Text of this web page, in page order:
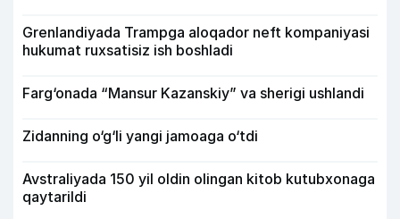
Grenlandiyada Trampga aloqador neft kompaniyasi
hukumat ruxsatisiz ish boshladi
Farg‘onada “Mansur Kazanskiy” va sherigi ushlandi
Zidanning o‘g‘li yangi jamoaga o‘tdi
Avstraliyada 150 yil oldin olingan kitob kutubxonaga
qaytarildi